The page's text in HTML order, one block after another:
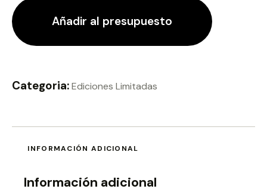
Añadir al presupuesto
Categoria:Ediciones Limitadas
INFORMACIÓN ADICIONAL
Información adicional